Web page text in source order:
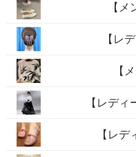
【
【レ
【
【レデ
【レ